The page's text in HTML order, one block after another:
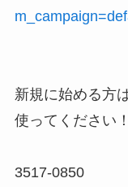
新規に始める方
使ってください！
3517-0850